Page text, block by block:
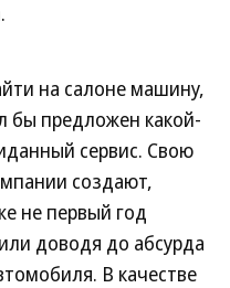
на салоне машину,
бы предложен какой-
сервис. Свою
создают,
не первый год
доводя до абсурда
В качестве